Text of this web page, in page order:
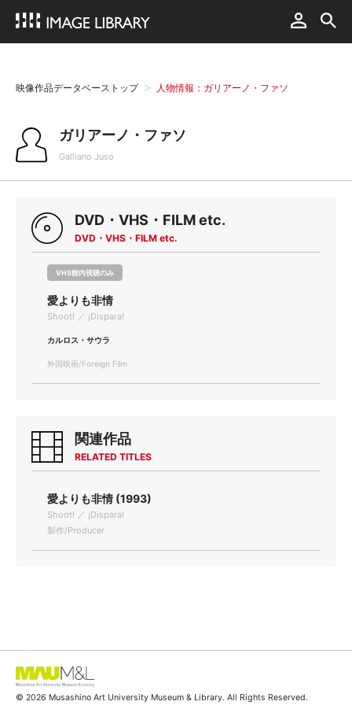
映像作品データベーストップ 人物情報：ガリアーノ・ファソ
ガリアーノ・ファソ
Galliano Juso
DVD・VHS・FILM etc.
DVD・VHS・FILM etc.
VHS館内視聴のみ
愛よりも非情
Shoot! ／ ¡Dispara!
カルロス・サウラ
外国映画/Foreign Film
関連作品
RELATED TITLES
愛よりも非情 (1993)
Shoot! ／ ¡Dispara!
製作/Producer
© 2026 Musashino Art University Museum & Library. All Rights Reserved.